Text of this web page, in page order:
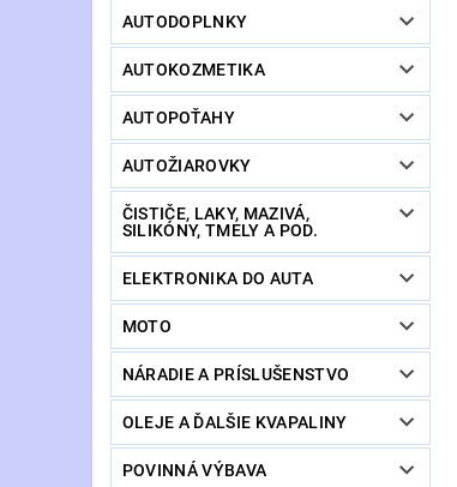
AUTODOPLNKY
AUTOKOZMETIKA
AUTOPOŤAHY
AUTOŽIAROVKY
ČISTIČE, LAKY, MAZIVÁ,
SILIKÓNY, TMELY A POD.
ELEKTRONIKA DO AUTA
MOTO
NÁRADIE A PRÍSLUŠENSTVO
OLEJE A ĎALŠIE KVAPALINY
POVINNÁ VÝBAVA